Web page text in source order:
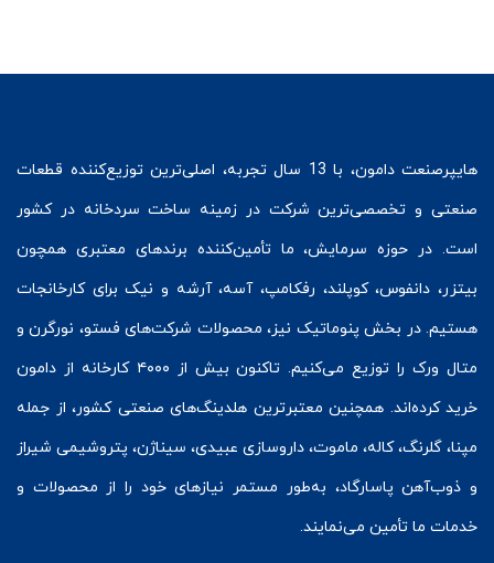
هایپرصنعت
دامون، با 13 سال تجربه، اصلی‌ترین توزیع‌کننده قطعات
صنعتی و تخصصی‌ترین شرکت در زمینه ساخت سردخانه در کشور
است. در حوزه سرمایش، ما تأمین‌کننده برندهای معتبری همچون
بیتزر، دانفوس،کوپلند، رفکامپ، آسه، آرشه و نیک برای کارخانجات
هستیم. در بخش پنوماتیک نیز، محصولات شرکت‌های فستو، نورگرن و
متال ورک
را توزیع می‌کنیم. تاکنون بیش از ۴۰۰۰ کارخانه از دامون
خرید کرده‌اند. همچنین معتبرترین هلدینگ‌های صنعتی کشور، از جمله
مپنا، گلرنگ، کاله، ماموت، داروسازی عبیدی، سیناژن، پتروشیمی شیراز
و ذوب‌آهن پاسارگاد، به‌طور مستمر نیازهای خود را از محصولات و
خدمات ما تأمین می‌نمایند.